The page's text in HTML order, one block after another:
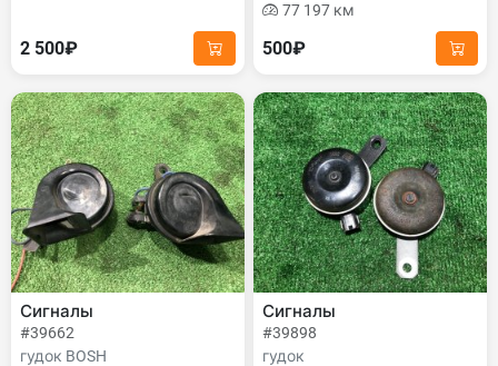
2 500₽
77 197 км
500₽
Сигналы
#39662
гудок BOSH
Сигналы
#39898
гудок